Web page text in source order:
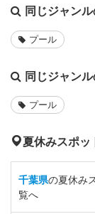
同じジャン
プール
同じジャン
プール
夏休みスポッ
千葉県の夏休み
覧へ